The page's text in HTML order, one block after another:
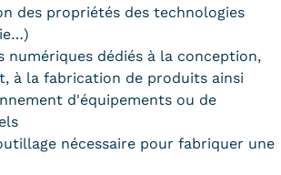
des propriétés des technologies
dédiés à la conception,
à la fabrication de produits ainsi
d'équipements ou de
nécessaire pour fabriquer une